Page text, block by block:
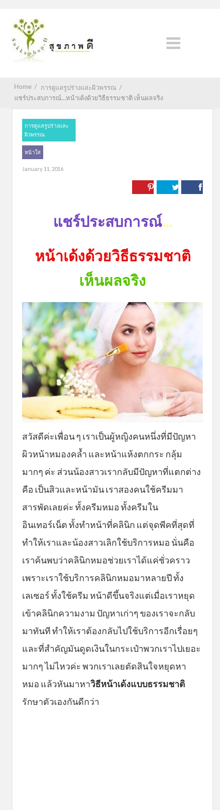
Home / การดูแลรูปร่างและผิวพรรณ /
แชร์ประสบการณ์…หน้าเด้งด้วยวิธีธรรมชาติ เห็นผลจริง
การดูแลรูปร่างและ
ผิวพรรณ
หน้าใส
January 11, 2016
แชร์ประสบการณ์...
หน้าเด้งด้วยวิธีธรรมชาติ
เห็นผลจริง
สวัสดีค่ะเพื่อน ๆ เราเป็นผู้หญิงคนหนึ่งที่มีปัญหา
ผิวหน้าหมองคล้ำ และหน้าแห้งตกกระ กลุ้ม
มากๆ ค่ะ ส่วนน้องสาวเรากลับมีปัญหาที่แตกต่าง
คือ เป็นสิวและหน้ามัน เราสองคนใช้ครีมมา
สารพัดเลยค่ะ ทั้งครีมหมอ ทั้งครีมใน
อินเทอร์เน็ต ทั้งทำหน้าที่คลินิก แต่จุดพีคที่สุดที่
ทำให้เราและน้องสาวเลิกใช้บริการหมอ นั่นคือ
เราค้นพบว่าคลินิกหมอช่วยเราได้แค่ชั่วคราว
เพราะเราใช้บริการคลินิกหมอมาหลายปี ทั้ง
เลเซอร์ ทั้งใช้ครีม หน้าดีขึ้นจริงแต่เมื่อเราหยุด
เข้าคลินิกความงาม ปัญหาเก่าๆ ของเราจะกลับ
มาทันที ทำให้เราต้องกลับไปใช้บริการอีกเรื่อยๆ
และที่สำคัญมันดูดเงินในกระเป๋าพวกเราไปเยอะ
มากๆ ไม่ไหวค่ะ พวกเราเลยตัดสินใจหยุดหา
หมอ แล้วหันมาหาวิธีหน้าเด้งแบบธรรมชาติ
รักษาตัวเองกันดีกว่า